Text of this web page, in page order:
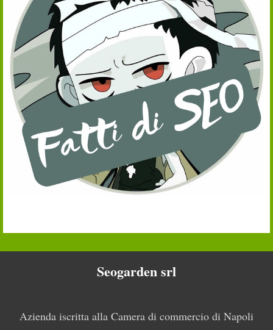
Seogarden srl
Azienda iscritta alla Camera di commercio di Napoli